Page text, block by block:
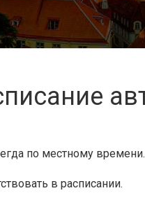
по местному
в расписании.